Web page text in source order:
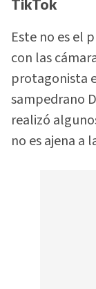
TikTok
Este no es el
con las
protagonista
sampedrano
realizó
no es ajena a